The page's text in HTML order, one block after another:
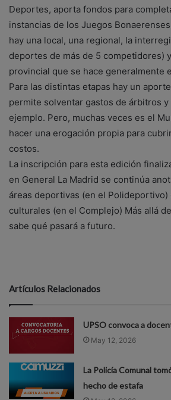
Deportes, aporta fondos para
instancias de los Juegos
hay una local, una regional, la
deportes de más de 5 competidores)
provincial que se hace generalmente
Para las distintas etapas hay un
permite solventar gastos de árbitros
ejemplo. Pero, muchas veces es el
hacer una erogación propia para
costos.
La inscripción para esta edición
en General La Madrid se continúa
áreas deportivas (en el Polideportivo)
culturales (en el Complejo) Más allá
sabe qué pasará a futuro.
Artículos Relacionados
UPSO convoca a
May 12, 2026
La Policía Comunal
hecho de estafa